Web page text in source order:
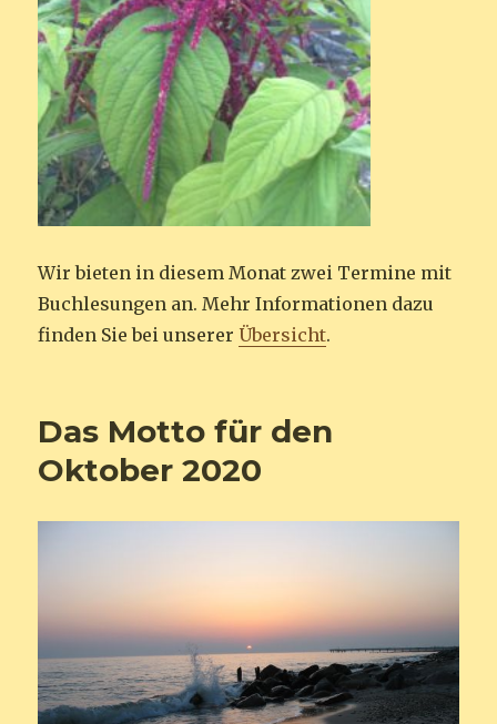
Wir bieten in diesem Monat zwei Termine mit
Buchlesungen an. Mehr Informationen dazu
finden Sie bei unserer Übersicht.
Das Motto für den
Oktober 2020